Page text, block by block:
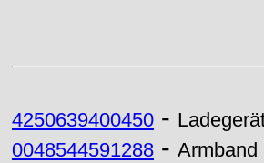
4250639400450 -
0048544591288 - Armband